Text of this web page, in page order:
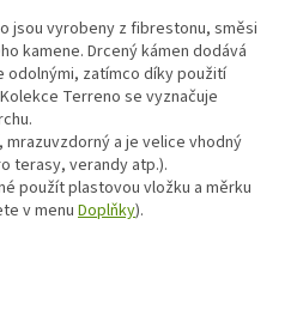
jsou vyrobeny z fibrestonu, směsi
kamene. Drcený kámen dodává
odolnými, zatímco díky použití
Terreno se vyznačuje
mrazuvzdorný a je velice vhodný
terasy, verandy atp.).
použít plastovou vložku a měrku
v menu Doplňky).